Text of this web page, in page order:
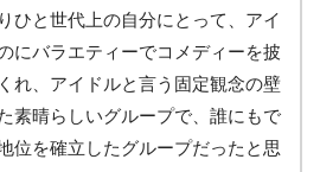
ひと世代上の自分にとって、アイ
にバラエティーでコメディーを披
れ、アイドルと言う固定観念の壁
素晴らしいグループで、誰にもで
位を確立したグループだったと思